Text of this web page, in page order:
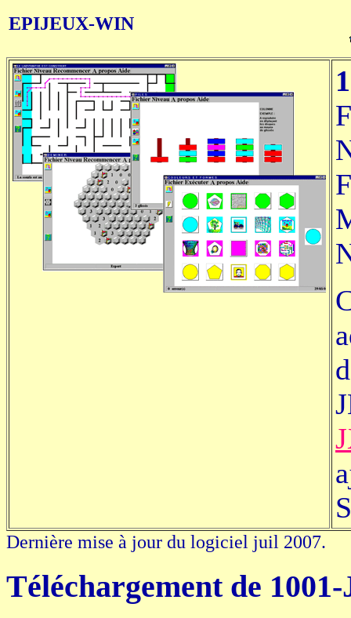
EPIJEUX-WIN
Dernière mise à jour du logiciel juil 2007.
Téléchargement de